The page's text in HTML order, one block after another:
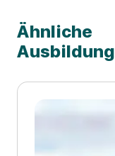
Ähnliche